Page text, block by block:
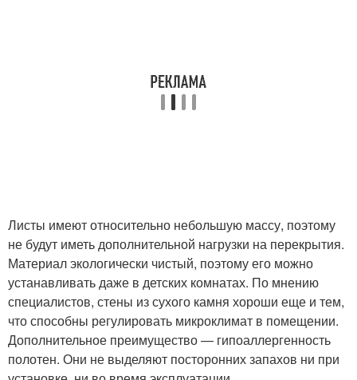
Листы имеют относительно небольшую массу, поэтому
не будут иметь дополнительной нагрузки на перекрытия.
Материал экологически чистый, поэтому его можно
устанавливать даже в детских комнатах. По мнению
специалистов, стены из сухого камня хороши еще и тем,
что способны регулировать микроклимат в помещении.
Дополнительное преимущество — гипоаллергенность
полотен. Они не выделяют посторонних запахов ни при